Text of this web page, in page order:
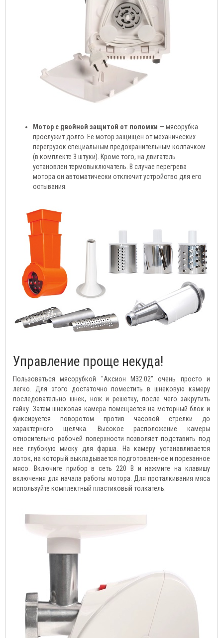
Мотор с двойной защитой от поломки — мясорубка
прослужит долго. Ее мотор защищен от механических
перегрузок специальным предохранительным колпачком
(в комплекте 3 штуки). Кроме того, на двигатель
установлен термовыключатель. В случае перегрева
мотора он автоматически отключит устройство для его
остывания.
Управление проще некуда!
Пользоваться мясорубкой "Аксион М32.02" очень просто и
легко. Для этого достаточно поместить в шнековую камеру
последовательно шнек, нож и решетку, после чего закрутить
гайку. Затем шнековая камера помещается на моторный блок и
фиксируется поворотом против часовой стрелки до
характерного щелчка. Высокое расположение камеры
относительно рабочей поверхности позволяет подставить под
нее глубокую миску для фарша. На камеру устанавливается
лоток, на который выкладывается подготовленное и порезанное
мясо. Включите прибор в сеть 220 В и нажмите на клавишу
включения для начала работы мотора. Для проталкивания мяса
используйте комплектный пластиковый толкатель.